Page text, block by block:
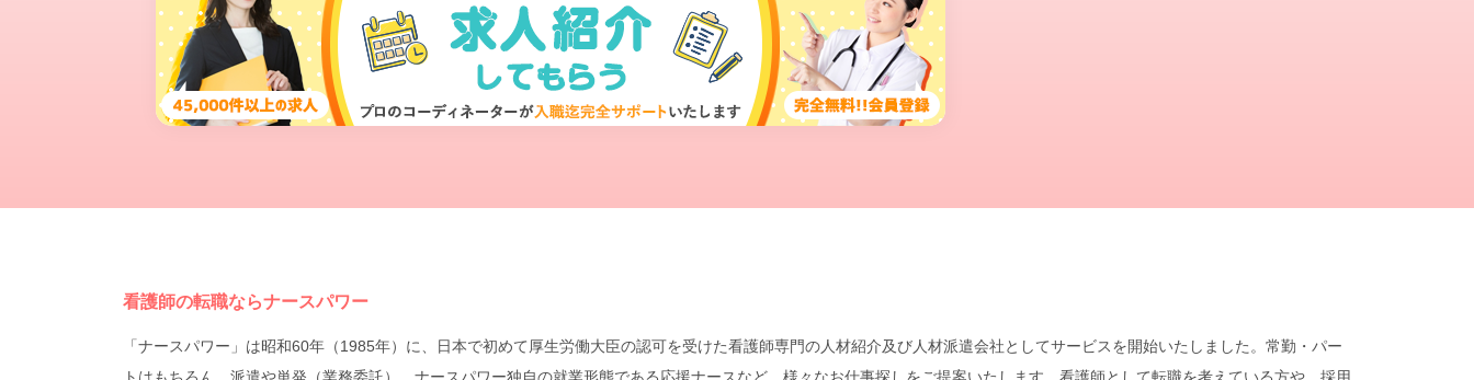
看護師の転職ならナースパワー
「ナースパワー」は昭和60年（1985年）に、日本で初めて厚生労働大臣の認可を受けた看護師専門の人材紹介及び人材派遣会社としてサービスを開始いたしました。常勤・パー